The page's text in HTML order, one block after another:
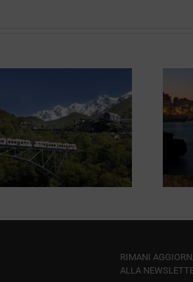
Casa Vacanze
Monopoli
RIMANI
ALLA